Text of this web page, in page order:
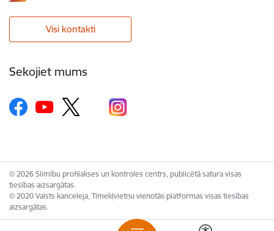
Visi kontakti
Sekojiet mums
© 2026 Slimību profilakses un kontroles centrs, publicētā satura visas
tiesības aizsargātas.
© 2020 Valsts kanceleja, Tīmekļvietņu vienotās platformas visas tiesības
aizsargātas.